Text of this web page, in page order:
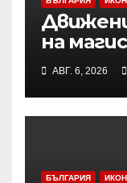
на
района
АВГ. 6, 2026
БЪЛГАРИЯ